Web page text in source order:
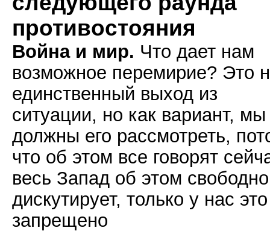
противостояния
Война и мир. Что дает нам
возможное перемирие? Это
единственный выход из
ситуации, но как вариант, мы
должны его рассмотреть,
что об этом все говорят
весь Запад об этом свободно
дискутирует, только у нас это
запрещено